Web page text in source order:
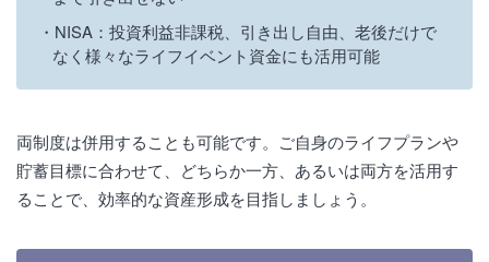
NISA：投資利益非課税、引き出し自由、老後だけで
なく様々なライフイベント資金にも活用可能
両制度は併用することも可能です。ご自身のライフプランや
貯蓄目標に合わせて、どちらか一方、あるいは両方を活用す
ることで、効率的な資産形成を目指しましょう。